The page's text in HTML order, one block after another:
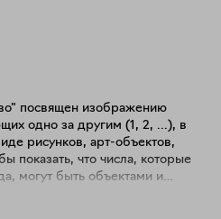
посвящен изображению
одно за другим (1, 2, ...), в
рисунков, арт-объектов,
показать, что числа, которые
могут быть объектами и
не всегда читаются